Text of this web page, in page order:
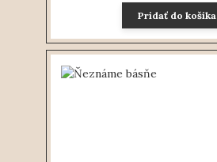
Pridať do košíka